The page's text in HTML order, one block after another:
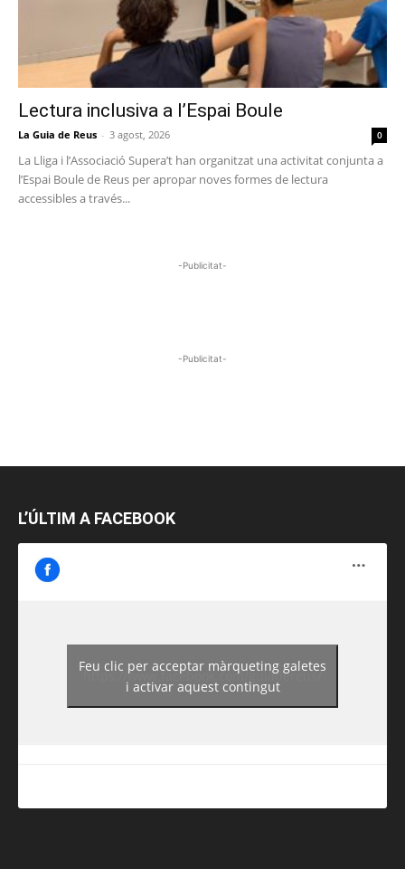
Lectura inclusiva a l’Espai Boule
La Guia de Reus - 3 agost, 2026 0
La Lliga i l’Associació Supera’t han organitzat una activitat conjunta a
l’Espai Boule de Reus per apropar noves formes de lectura
accessibles a través...
-Publicitat-
-Publicitat-
L’ÚLTIM A FACEBOOK
https://www.facebook.com/guiadereus/
Feu clic per acceptar màrqueting galetes
i activar aquest contingut